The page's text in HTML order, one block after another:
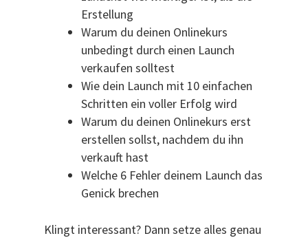
Erstellung
Warum du deinen Onlinekurs
unbedingt durch einen Launch
verkaufen solltest
Wie dein Launch mit 10 einfachen
Schritten ein voller Erfolg wird
Warum du deinen Onlinekurs erst
erstellen sollst, nachdem du ihn
verkauft hast
Welche 6 Fehler deinem Launch das
Genick brechen
Klingt interessant? Dann setze alles genau